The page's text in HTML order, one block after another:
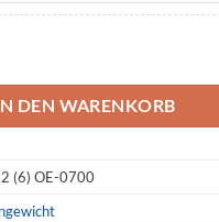
DEN WARENKORB
(6) OE-0700